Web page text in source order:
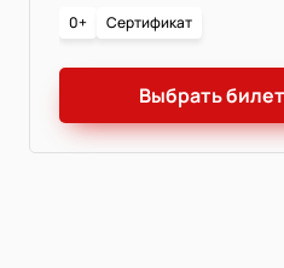
0+ Сертификат
Выбрать